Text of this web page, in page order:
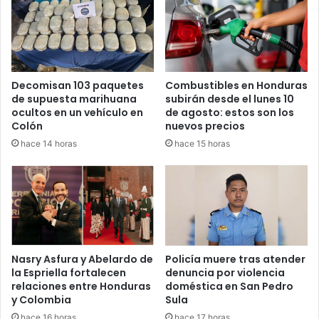
Prófugo desde 2005 y considerado
de alto perfil criminal
Según las autoridades, Acosta Bustillo se había fugado en
2005 y desde entonces se mantenía en la clandestinidad.
cabecillas históricos como el alias “Porky”, debido a su
nivel de compromiso y jerarquía dentro de la organización
criminal. Incluso se ofreció una recompensa de 50 mil
lempiras por información que condujera a su paradero.
Será procesado en Comayagua
La captura se llevó a cabo en el municipio de Villanueva,
departamento de Cortés. El detenido fue trasladado al
Decomisan 103 paquetes
de supuesta marihuana
ocultos en un vehículo en
Colón
hace 14 horas
Combustibles en Honduras
subirán desde el lunes 10
de agosto: estos son los
nuevos precios
hace 15 horas
Nasry Asfura y Abelardo de
la Espriella fortalecen
relaciones entre Honduras
y Colombia
Policía muere tras atender
denuncia por violencia
doméstica en San Pedro
Sula